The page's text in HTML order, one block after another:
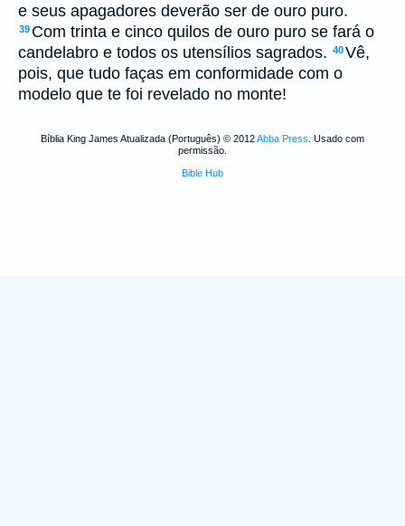
e seus apagadores deverão ser de ouro puro.
39 Com trinta e cinco quilos de ouro puro se fará o
candelabro e todos os utensílios sagrados. 40Vê,
pois, que tudo faças em conformidade com o
modelo que te foi revelado no monte!
Bíblia King James Atualizada (Português) © 2012Abba Press . Usado com
permissão.
Bible Hub